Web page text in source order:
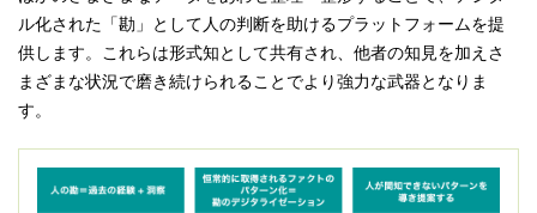
ル化された「勘」として人の判断を助けるプラットフォームを提
供します。これらは形式知として共有され、他者の知見を加えさ
まざまな状況で磨き続けられることでより強力な武器となりま
す。